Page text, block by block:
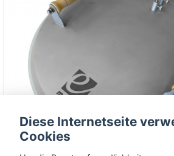
Diese Internetseite
Cookies